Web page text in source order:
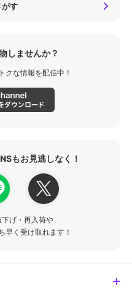
がす
しませんか？
クな情報を配信中！
もお見逃しなく！
げ・再入荷や
早く受け取れます！